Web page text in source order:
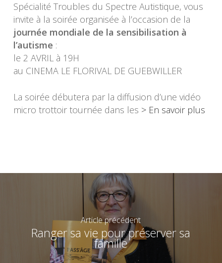
Spécialité Troubles du Spectre Autistique, vous
invite à la soirée organisée à l’occasion de la
journée mondiale de la sensibilisation à
l’autisme :
le 2 AVRIL à 19H
au CINEMA LE FLORIVAL DE GUEBWILLER
La soirée débutera par la diffusion d’une vidéo
micro trottoir tournée dans les > En savoir plus
Article précédent
Ranger sa vie pour préserver sa
famille